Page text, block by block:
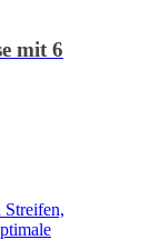
mit 6